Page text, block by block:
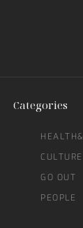
Categories
GO OUT
PEOPLE